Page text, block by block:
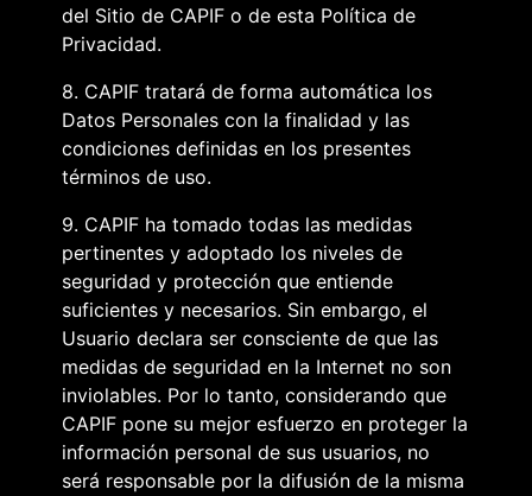
del Sitio de CAPIF o de esta Política de
Privacidad.
8. CAPIF tratará de forma automática los
Datos Personales con la finalidad y las
condiciones definidas en los presentes
términos de uso.
9. CAPIF ha tomado todas las medidas
pertinentes y adoptado los niveles de
seguridad y protección que entiende
suficientes y necesarios. Sin embargo, el
Usuario declara ser consciente de que las
medidas de seguridad en la Internet no son
inviolables. Por lo tanto, considerando que
CAPIF pone su mejor esfuerzo en proteger la
información personal de sus usuarios, no
será responsable por la difusión de la misma